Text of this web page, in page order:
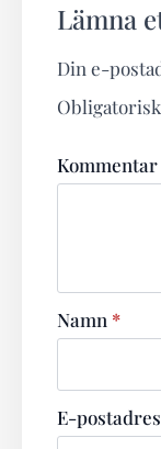
Lämna
Din e-
Kommentar
Namn *
E-